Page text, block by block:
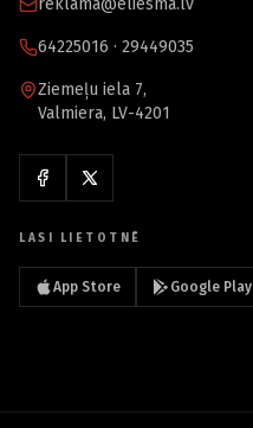
reklama@eliesma.lv
64225016 · 29449035
Ziemeļu iela 7,
Valmiera, LV-4201
LASI LIETOTNĒ
App Store Google Play